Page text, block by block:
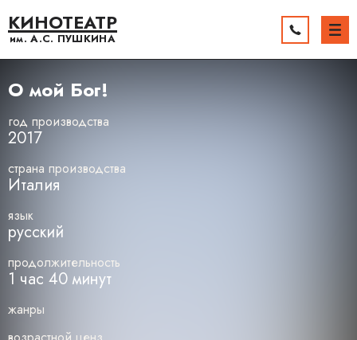
КИНОТЕАТР
им. А.С. ПУШКИНА
О мой Бог!
год производства
2017
страна производства
Италия
язык
русский
продолжительность
1 час 40 минут
жанры